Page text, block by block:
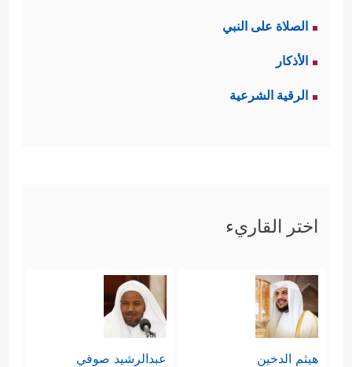
الصلاة على النبي
الأذكار
الرقية الشرعية
اختر القاريء
هيثم الدخين عبدالرشيد صوفي